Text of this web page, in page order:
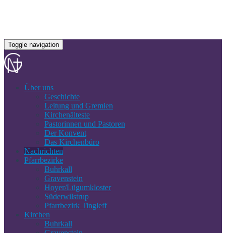
Toggle navigation
Über uns
Geschichte
Leitung und Gremien
Kirchenälteste
Pastorinnen und Pastoren
Der Konvent
Das Kirchenbüro
Nachrichten
Pfarrbezirke
Buhrkall
Gravenstein
Hoyer/Lügumkloster
Süderwilstrup
Pfarrbezirk Tingleff
Kirchen
Buhrkall